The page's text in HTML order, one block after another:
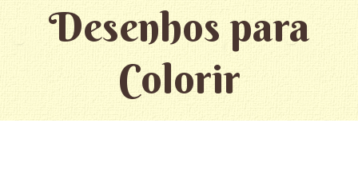
Desenhos para
Colorir